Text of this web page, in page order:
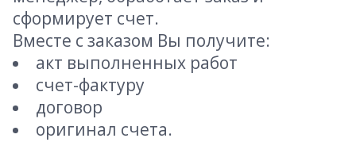
сформирует счет.
Вместе с заказом Вы получите:
акт выполненных работ
счет-фактуру
договор
оригинал счета.